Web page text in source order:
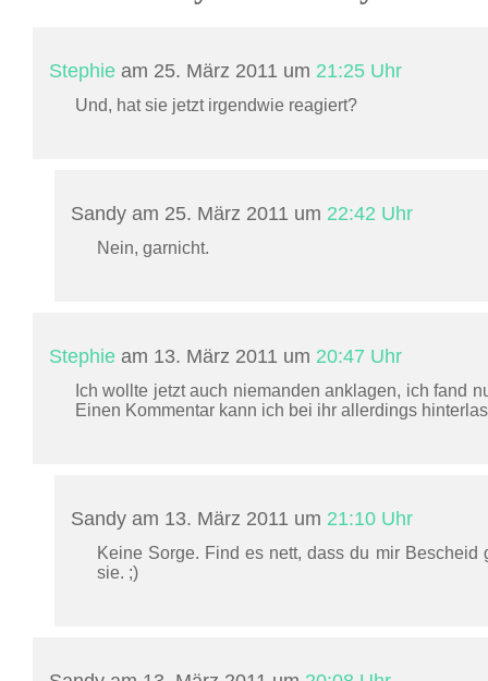
Stephie am 25. März 2011 um 21:25 Uhr
Und, hat sie jetzt irgendwie reagiert?
Sandy am 25. März 2011 um 22:42 Uhr
Nein, garnicht.
Stephie am 13. März 2011 um 20:47 Uhr
Ich wollte jetzt auch niemanden anklagen, ich fand
Einen Kommentar kann ich bei ihr allerdings
Sandy am 13. März 2011 um 21:10 Uhr
Keine Sorge. Find es nett, dass du mir Bescheid
sie. ;)